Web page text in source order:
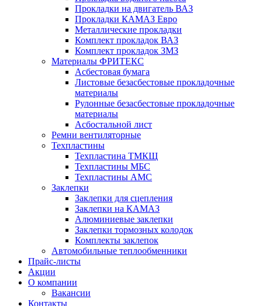
Прокладки на двигатель ВАЗ
Прокладки КАМАЗ Евро
Металлические прокладки
Комплект прокладок ВАЗ
Комплект прокладок ЗМЗ
Материалы ФРИТЕКС
Асбестовая бумага
Листовые безасбестовые прокладочные
материалы
Рулонные безасбестовые прокладочные
материалы
Асбостальной лист
Ремни вентиляторные
Техпластины
Техпластина ТМКЩ
Техпластины МБС
Техпластины АМС
Заклепки
Заклепки для сцепления
Заклепки на КАМАЗ
Алюминиевые заклепки
Заклепки тормозных колодок
Комплекты заклепок
Автомобильные теплообменники
Прайс-листы
Акции
О компании
Вакансии
Контакты